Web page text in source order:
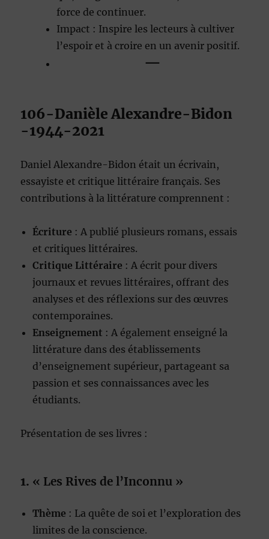
force de continuer.
Impact : Inspire les lecteurs à cultiver
l’espoir et à croire en un avenir positif.
—
106-Danièle Alexandre-Bidon
-1944-2021
Daniel Alexandre-Bidon était un écrivain,
essayiste et critique littéraire français. Ses
contributions à la littérature comprennent :
Écriture : A publié plusieurs romans, essais
et critiques littéraires.
Critique Littéraire : A écrit pour divers
journaux et revues littéraires, offrant des
analyses et des réflexions sur des œuvres
contemporaines.
Enseignement : A également enseigné la
littérature dans des établissements
d’enseignement supérieur, partageant sa
passion et ses connaissances avec les
étudiants.
Présentation de ses livres :
1. « Les Rives de l’Inconnu »
Thème : La quête de soi et l’exploration des
limites de la conscience.